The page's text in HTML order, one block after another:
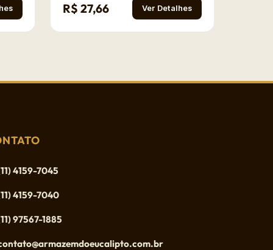
R$ 27,66 Ver Detalhes
4159-7045
4159-7040
97567-1885